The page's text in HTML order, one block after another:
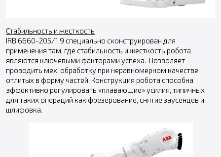
Стабильность и жесткость
IRB 6660-205/1.9 специально сконструирован для
применения там, где стабильность и жесткость робота
являются ключевыми факторами успеха. Позволяет
проводить мех. обработку при неравномерном качестве
отлитых в форму частей. Конструкция робота способна
эффективно регулировать «плавающие» усилия, типичных
для таких операций как фрезерование, снятие заусенцев и
шлифовка.